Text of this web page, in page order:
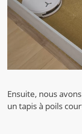
Ensuite, nous
un tapis à poils